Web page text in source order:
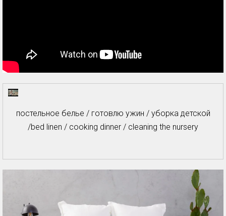
постельное белье / готовлю ужин / уборка детской
/bed linen / cooking dinner / cleaning the nursery